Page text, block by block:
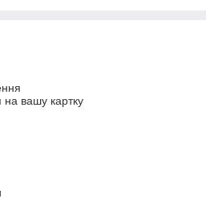
на вашу картку